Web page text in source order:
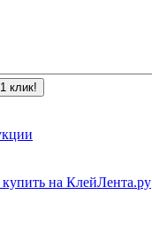
клик!
на КлейЛента.ру